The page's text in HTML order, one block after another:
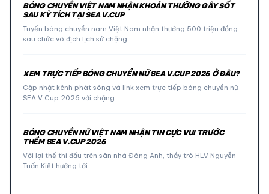
BÓNG CHUYỀN VIỆT NAM NHẬN KHOẢN THƯỞNG GÂY SỐT
SAU KỲ TÍCH TẠI SEA V.CUP
Tuyển bóng chuyền nam Việt Nam nhận thưởng 500 triệu đồng
sau chức vô địch lịch sử chặng…
XEM TRỰC TIẾP BÓNG CHUYỀN NỮ SEA V.CUP 2026 Ở ĐÂU?
Cập nhật kênh phát sóng và link xem trực tiếp bóng chuyền nữ
SEA V.Cup 2026 với chặng…
BÓNG CHUYỀN NỮ VIỆT NAM NHẬN TIN CỰC VUI TRƯỚC
THỀM SEA V.CUP 2026
Với lợi thế thi đấu trên sân nhà Đông Anh, thầy trò HLV Nguyễn
Tuấn Kiệt hướng tới…